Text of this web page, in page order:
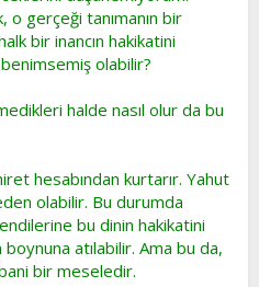
o gerçeği tanımanın bir
bir inancın hakikatini
olabilir?
halde nasıl olur da bu
hesabından kurtarır. Yahut
olabilir. Bu durumda
bu dinin hakikatini
atılabilir. Ama bu da,
bir meseledir.